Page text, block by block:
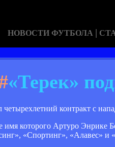
НОВОСТИ ФУТБОЛА |
«Терек»
четырехлетний контракт с
имя которого Артуро Энрике
«Спортинг», «Алавес» и